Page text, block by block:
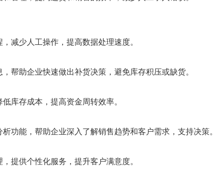
减少人工操作，提高数据处理速度。
帮助企业快速做出补货决策，避免库存积压或缺货。
库存成本，提高资金周转效率。
功能，帮助企业深入了解销售趋势和客户需求，支持决策。
提供个性化服务，提升客户满意度。